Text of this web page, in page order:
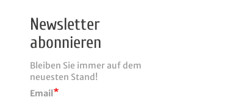
Newsletter
abonnieren
Email
Bleiben Sie immer auf dem
neuesten Stand!